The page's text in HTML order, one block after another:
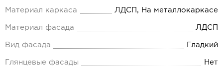
Материал каркаса ЛДСП, На металлокаркасе
Материал фасада ЛДСП
Вид фасада Гладкий
Глянцевые фасады Нет